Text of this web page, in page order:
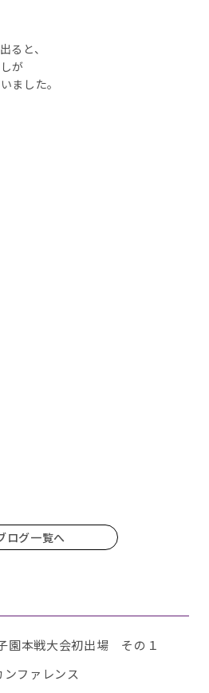
ると、
が
ました。
ログ一覧へ
園本戦大会初出場 その１
ンファレンス